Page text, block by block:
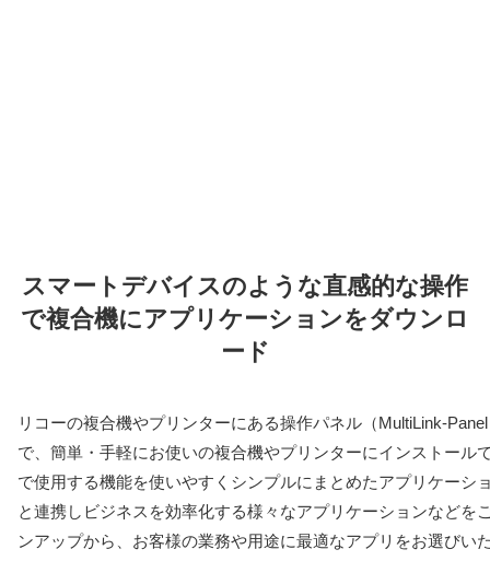
スマートデバイスのような直感的な操作
で複合機にアプリケーションをダウンロ
ード
リコーの複合機やプリンターにある操作パネル（MultiLink-
で、簡単・⼿軽にお使いの複合機やプリンターにインストール
で使⽤する機能を使いやすくシンプルにまとめたアプリケーシ
と連携しビジネスを効率化する様々なアプリケーションなどを
ンアップから、お客様の業務や⽤途に最適なアプリをお選びい